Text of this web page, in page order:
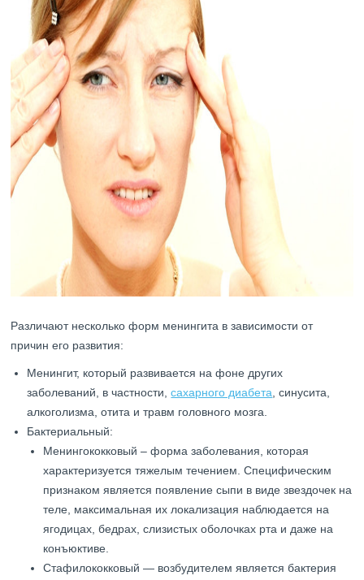
Различают несколько форм менингита в зависимости от
причин его развития:
Менингит, который развивается на фоне других
заболеваний, в частности,сахарного диабета, синусита,
алкоголизма, отита и травм головного мозга.
Бактериальный:
Менингококковый – форма заболевания, которая
характеризуется тяжелым течением. Специфическим
признаком является появление сыпи в виде звездочек на
теле, максимальная их локализация наблюдается на
ягодицах, бедрах, слизистых оболочках рта и даже на
конъюктиве.
Стафилококковый — возбудителем является бактерия